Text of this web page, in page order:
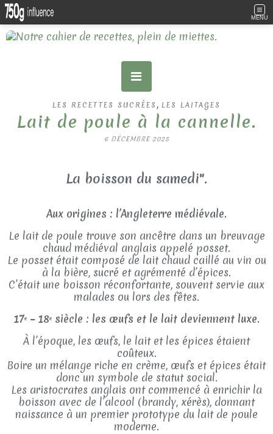
MENU
LES RECETTES SUCRÉES , LES LAITAGES
Lait de poule à la cannelle.
6 DÉCEMBRE 2025
La boisson du samedi".
Aux origines : l’Angleterre médiévale.
Le lait de poule trouve son ancêtre dans un breuvage
chaud médiéval anglais appelé posset.
Le posset était composé de lait chaud caillé au vin ou
à la bière, sucré et agrémenté d’épices.
C’était une boisson réconfortante, souvent servie aux
malades ou lors des fêtes.
17ᵉ – 18ᵉ siècle : les œufs et le lait deviennent luxe.
À l’époque, les œufs, le lait et les épices étaient
coûteux.
Boire un mélange riche en crème, œufs et épices était
donc un symbole de statut social.
Les aristocrates anglais ont commencé à enrichir la
boisson avec de l’alcool (brandy, xérès), donnant
naissance à un premier prototype du lait de poule
moderne.